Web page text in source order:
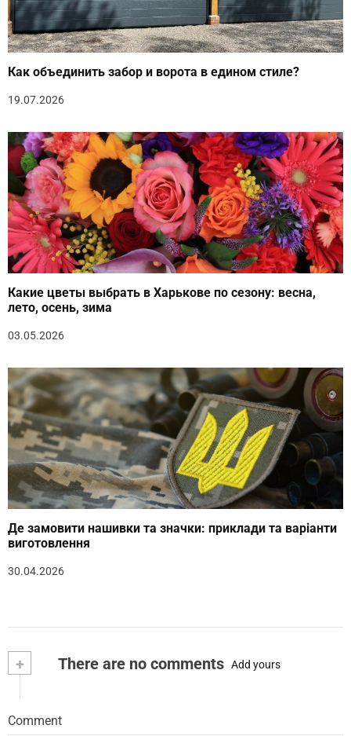
Как объединить забор и ворота в едином стиле?
19.07.2026
Какие цветы выбрать в Харькове по сезону: весна,
лето, осень, зима
03.05.2026
Де замовити нашивки та значки: приклади та варіанти
виготовлення
30.04.2026
+ There are no comments Add yours
Comment